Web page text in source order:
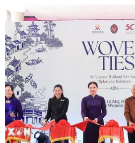
Mưa lớn kéo dài tại bản Pắc Pạ,
sạt lở taluy, ảnh hưởng trực tiếp
trong bản; trong khi đó điểm
của một số hộ dân trong bản bị